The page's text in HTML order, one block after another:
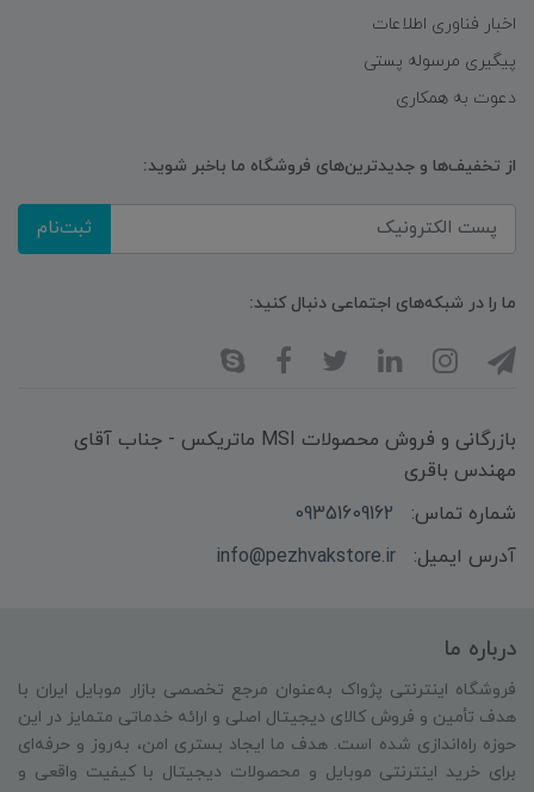
اخبار فناوری اطلاعات
پیگیری مرسوله پستی
دعوت به همکاری
از تخفیف‌ها و جدیدترین‌های فروشگاه ما باخبر شوید:
ثبت‌نام
ما را در شبکه‌های اجتماعی دنبال کنید:
بازرگانی و فروش محصولات MSI ماتریکس - جناب آقای
مهندس باقری
شماره تماس:
09351609162
آدرس ایمیل:
info@pezhvakstore.ir
درباره ما
فروشگاه اینترنتی پژواک به‌عنوان مرجع تخصصی بازار موبایل ایران با
هدف تأمین و فروش کالای دیجیتال اصلی و ارائه خدماتی متمایز در این
حوزه راه‌اندازی شده است. هدف ما ایجاد بستری امن، به‌روز و حرفه‌ای
برای خرید اینترنتی موبایل و محصولات دیجیتال با کیفیت واقعی و